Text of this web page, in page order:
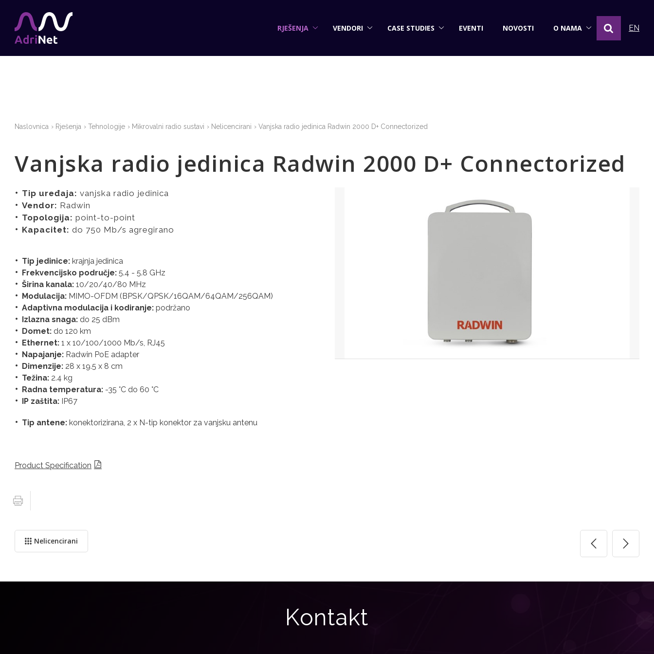
RJEŠENJA VENDORI CASE STUDIES EVENTI NOVOSTI O NAMA EN
Naslovnica Rješenja Tehnologije Mikrovalni radio sustavi Nelicencirani Vanjska radio jedinica Radwin 2000 D+ Connectorized
Vanjska radio jedinica Radwin 2000 D+ Connectorized
Tip uređaja: vanjska radio jedinica
Vendor: Radwin
Topologija: point-to-point
Kapacitet: do 750 Mb/s agregirano
Tip jedinice: krajnja jedinica
Frekvencijsko područje: 5.4 - 5.8 GHz
Širina kanala: 10/20/40/80 MHz
Modulacija: MIMO-OFDM (BPSK/QPSK/16QAM/64QAM/256QAM)
Adaptivna modulacija i kodiranje: podržano
Izlazna snaga: do 25 dBm
Domet: do 120 km
Ethernet: 1 x 10/100/1000 Mb/s, RJ45
Napajanje: Radwin PoE adapter
Dimenzije: 28 x 19.5 x 8 cm
Težina: 2.4 kg
Radna temperatura: -35 °C do 60 °C
IP zaštita: IP67
Tip antene: konektorizirana, 2 x N-tip konektor za vanjsku antenu
Product Specification
Nelicencirani
Kontakt